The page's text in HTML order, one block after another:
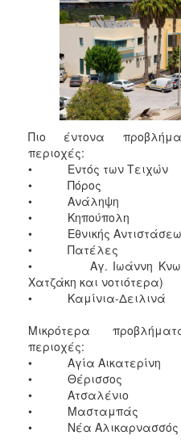
Πιο έντονα
περιοχές:
• Εντός των Τειχών
• Πόρος
• Ανάληψη
• Κηπούπολη
• Εθνικής
• Πατέλες
• Αγ. Ιωάννη
Χατζάκη και νοτιότερα)
• Καμίνια-Δειλινά
Μικρότερα
περιοχές:
• Αγία Αικατερίνη
• Θέρισσος
• Ατσαλένιο
• Μασταμπάς
• Νέα Αλικαρνασσός